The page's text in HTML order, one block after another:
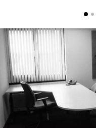
Tilburg
Zwolle
Amsterdam
Westpoort
Business
center
Hilversum
Business
center
Den
Haag
Coworking